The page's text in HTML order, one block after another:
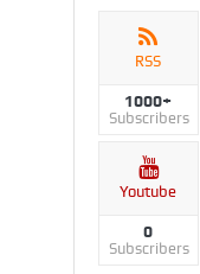
RSS
1000+
Subscribers
Youtube
0
Subscribers